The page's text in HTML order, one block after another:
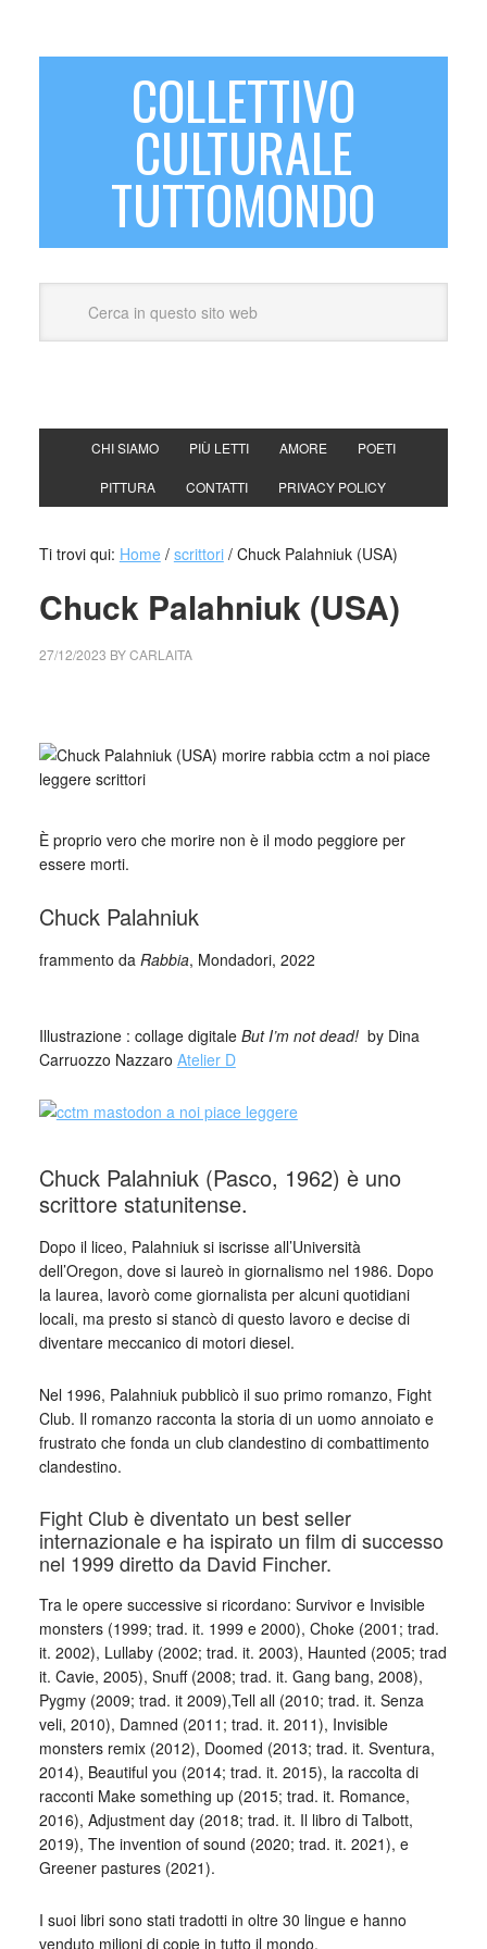
COLLETTIVO
CULTURALE
TUTTOMONDO
CHI SIAMO PIÙ LETTI AMORE POETI
PITTURA CONTATTI PRIVACY POLICY
Ti trovi qui: Home / scrittori /Chuck Palahniuk (USA)
Chuck Palahniuk (USA)
27/12/2023 BYCARLAITA
È proprio vero che morire non è il modo peggiore per
essere morti.
Chuck Palahniuk
frammento da Rabbia, Mondadori, 2022
Illustrazione : collage digitale But I’m not dead!by Dina
Carruozzo Nazzaro Atelier D
Chuck Palahniuk (Pasco, 1962) è uno
scrittore statunitense.
Dopo il liceo, Palahniuk si iscrisse all’Università
dell’Oregon, dove si laureò in giornalismo nel 1986. Dopo
la laurea, lavorò come giornalista per alcuni quotidiani
locali, ma presto si stancò di questo lavoro e decise di
diventare meccanico di motori diesel.
Nel 1996, Palahniuk pubblicò il suo primo romanzo, Fight
Club. Il romanzo racconta la storia di un uomo annoiato e
frustrato che fonda un club clandestino di combattimento
clandestino.
Fight Club è diventato un best seller
internazionale e ha ispirato un film di successo
nel 1999 diretto da David Fincher.
Tra le opere successive si ricordano: Survivor e Invisible
monsters (1999; trad. it. 1999 e 2000), Choke (2001; trad.
it. 2002), Lullaby (2002; trad. it. 2003), Haunted (2005; trad
it. Cavie, 2005), Snuff (2008; trad. it. Gang bang, 2008),
Pygmy (2009; trad. it 2009),Tell all (2010; trad. it. Senza
veli, 2010), Damned (2011; trad. it. 2011), Invisible
monsters remix (2012), Doomed (2013; trad. it. Sventura,
2014), Beautiful you (2014; trad. it. 2015), la raccolta di
racconti Make something up (2015; trad. it. Romance,
2016), Adjustment day (2018; trad. it. Il libro di Talbott,
2019), The invention of sound (2020; trad. it. 2021), e
Greener pastures (2021).
I suoi libri sono stati tradotti in oltre 30 lingue e hanno
venduto milioni di copie in tutto il mondo.